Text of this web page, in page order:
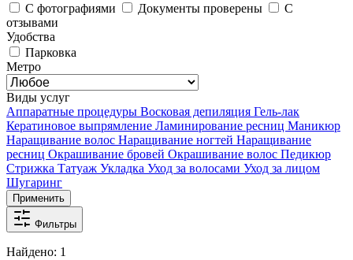
С фотографиями
Документы проверены
С
отзывами
Удобства
Парковка
Метро
Виды услуг
Аппаратные процедуры Восковая депиляция Гель-лак
Кератиновое выпрямление Ламинирование ресниц Маникюр
Наращивание волос Наращивание ногтей Наращивание
ресниц Окрашивание бровей Окрашивание волос Педикюр
Стрижка Татуаж Укладка Уход за волосами Уход за лицом
Шугаринг
Применить
Фильтры
Найдено: 1